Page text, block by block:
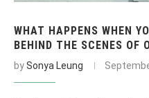
WHAT HAPPENS WHEN
BEHIND THE SCENES OF
bySonya Leung